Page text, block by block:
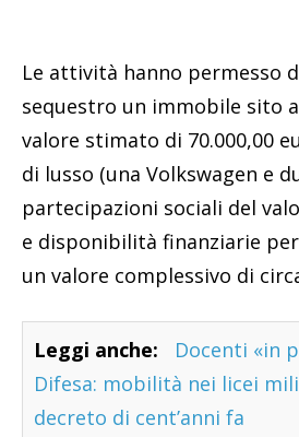
Le attività hanno permesso
sequestro un immobile sito a
valore stimato di 70.000,00
di lusso (una Volkswagen e
partecipazioni sociali del
e disponibilità finanziarie
un valore complessivo di
Leggi anche:
Docenti «in
Difesa: mobilità nei licei
decreto di cent’anni fa